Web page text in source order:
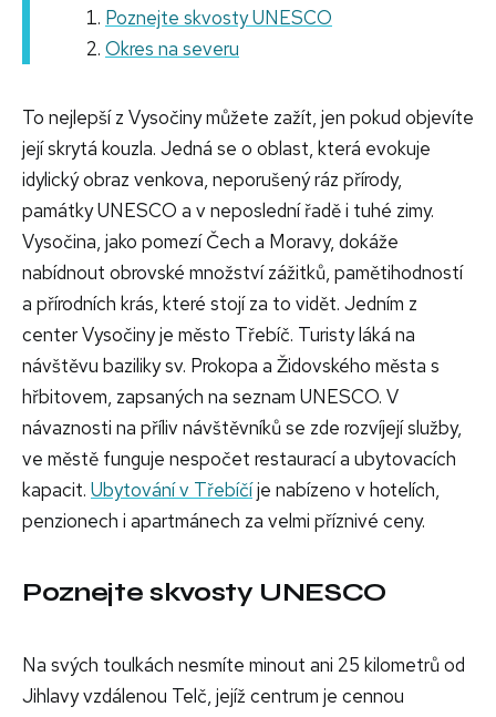
Poznejte skvosty UNESCO
Okres na severu
To nejlepší z Vysočiny můžete zažít, jen pokud objevíte
její skrytá kouzla. Jedná se o oblast, která evokuje
idylický obraz venkova, neporušený ráz přírody,
památky UNESCO a v neposlední řadě i tuhé zimy.
Vysočina, jako pomezí Čech a Moravy, dokáže
nabídnout obrovské množství zážitků, pamětihodností
a přírodních krás, které stojí za to vidět. Jedním z
center Vysočiny je město Třebíč. Turisty láká na
návštěvu baziliky sv. Prokopa a Židovského města s
hřbitovem, zapsaných na seznam UNESCO. V
návaznosti na příliv návštěvníků se zde rozvíjejí služby,
ve městě funguje nespočet restaurací a ubytovacích
kapacit. Ubytování v Třebíčíje nabízeno v hotelích,
penzionech i apartmánech za velmi příznivé ceny.
Poznejte skvosty UNESCO
Na svých toulkách nesmíte minout ani 25 kilometrů od
Jihlavy vzdálenou Telč, jejíž centrum je cennou